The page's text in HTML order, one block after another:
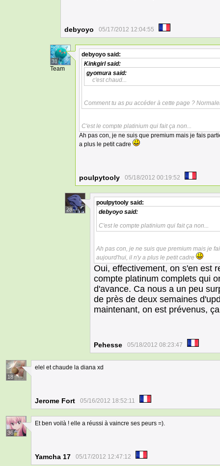
debyoyo 05/17/2012 12:04:55
31
Team
debyoyo said:
Kinkgirlsaid:
gyomura said:
c'est chaud...
Comment tu as pu accéder à cette page ?
C'est le compte platinium qui fait ça non...
Ah pas con, je ne suis que premium mais je fais
a plus le petit cadre
poulpytooly 05/18/2012 00:19:52
28
poulpytooly said:
debyoyo said:
C'est le compte platinium qui fait ça non...
Ah pas con, je ne suis que premium mais je
aujourd'hui, il n'y a plus le petit cadre
Oui, effectivement, on s'en est
compte platinum complets qui
d'avance. Ca nous a un peu
de près de deux semaines
maintenant, on est prévenus,
Pehesse 05/18/2012 08:23:47
18
elel et chaude la diana xd
Jerome Fort 05/16/2012 18:52:11
36
Et ben voilà ! elle a réussi à vaincre ses peurs =).
Yamcha 17 05/17/2012 12:47:12